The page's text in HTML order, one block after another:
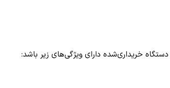
خریداری‌شده دارای ویژگی‌های زیر باشد: